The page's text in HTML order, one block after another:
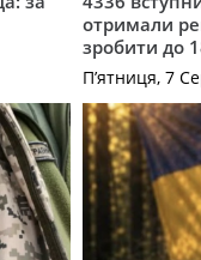
отримали
зробити до
П’ятниця, 7